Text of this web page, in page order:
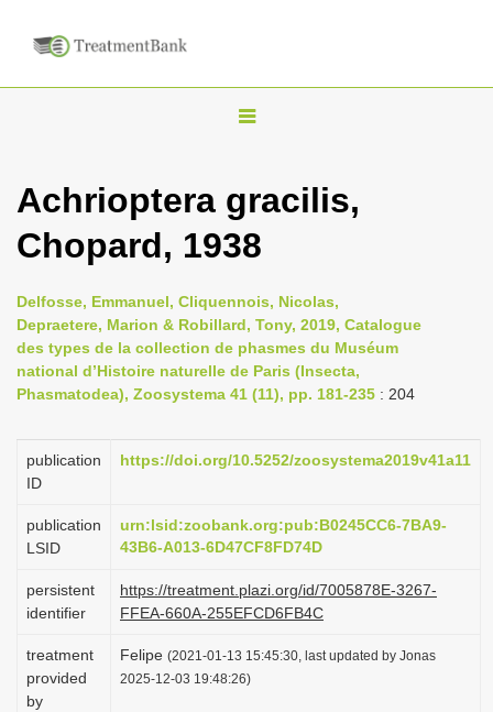
T
g
l
n
a
v
i
a
i
o
Achrioptera gracilis,
Chopard, 1938
Delfosse, Emmanuel, Cliquennois, Nicolas,
Depraetere, Marion & Robillard, Tony, 2019, Catalogue
des types de la collection de phasmes du Muséum
national d’Histoire naturelle de Paris (Insecta,
Phasmatodea), Zoosystema 41 (11), pp. 181-235 : 204
publication
ID
https://doi.org/10.5252/zoosystema2019v41a11
publication
LSID
urn:lsid:zoobank.org:pub:B0245CC6-7BA9-
43B6-A013-6D47CF8FD74D
persistent
identifier
https://treatment.plazi.org/id/7005878E-3267-
FFEA-660A-255EFCD6FB4C
treatment
provided
by
Felipe (2021-01-13 15:45:30, last updated by Jonas
2025-12-03 19:48:26)